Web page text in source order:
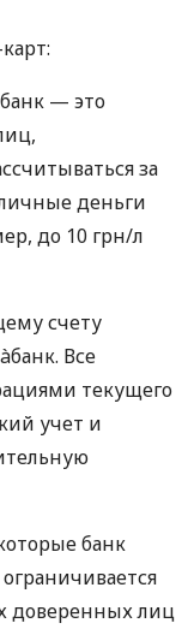
— это
за
деньги
до 10 грн/л
счету
Все
текущего
учет и
банк
доверенных лиц